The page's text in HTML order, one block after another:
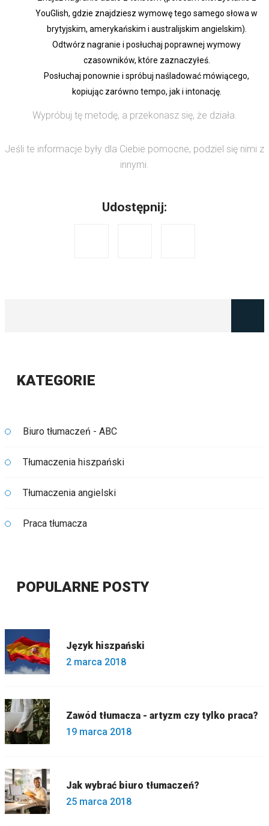
YouGlish, gdzie znajdziesz wymowę tego samego słowa w
brytyjskim, amerykańskim i australijskim angielskim).
Odtwórz nagranie i posłuchaj poprawnej wymowy
czasowników, które zaznaczyłeś.
Posłuchaj ponownie i spróbuj naśladować mówiącego,
kopiując zarówno tempo, jak i intonację.
Wypróbuj tę metodę, a przekonasz się, że działa.
Jeśli te informacje były dla Ciebie pomocne, podziel się nimi z
innymi.
Udostępnij:
KATEGORIE
Biuro tłumaczeń - ABC
Tłumaczenia hiszpański
Tłumaczenia angielski
Praca tłumacza
POPULARNE POSTY
Język hiszpański
2 marca 2018
Zawód tłumacza - artyzm czy tylko praca?
19 marca 2018
Jak wybrać biuro tłumaczeń?
25 marca 2018